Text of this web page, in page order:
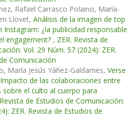
Rafael Carrasco Polaino, María-
Llovet, Análisis de la imagen de top
¿la publicidad responsable
engagement? , ZER. Revista de
Vol. 29 Núm. 57 (2024): ZER.
Comunicación
María Jesús Yáñez-Galdames, Verse
de las colaboraciones entre
sobre el culto al cuerpo para
de Estudios de Comunicación:
ZER. Revista de Estudios de